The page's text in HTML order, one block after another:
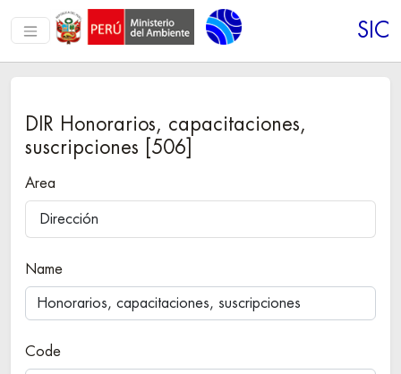
SIC
DIR Honorarios, capacitaciones,
suscripciones [506]
Area
Dirección
Name
Code